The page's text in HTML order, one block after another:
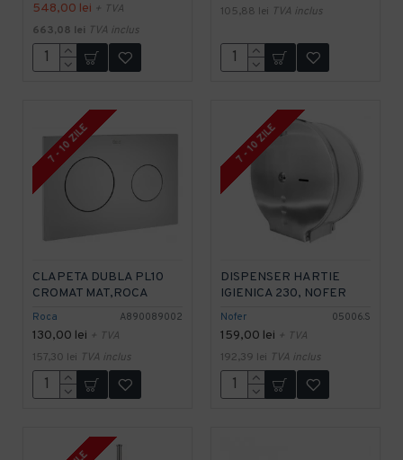
548,00 lei + TVA
663,08 lei TVA inclus
105,88 lei TVA inclus
7 - 10 ZILE
Roca A890089002
CLAPETA DUBLA PL10
CROMAT MAT,ROCA
130,00 lei + TVA
157,30 lei TVA inclus
7 - 10 ZILE
Nofer 05006.S
DISPENSER HARTIE
IGIENICA 230, NOFER
159,00 lei + TVA
192,39 lei TVA inclus